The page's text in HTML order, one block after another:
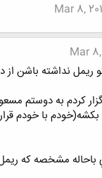
Mar 8,
Mar 8,
ريمل نداشته باشن
كردم به دوستم
با خودم
مشخصه كه